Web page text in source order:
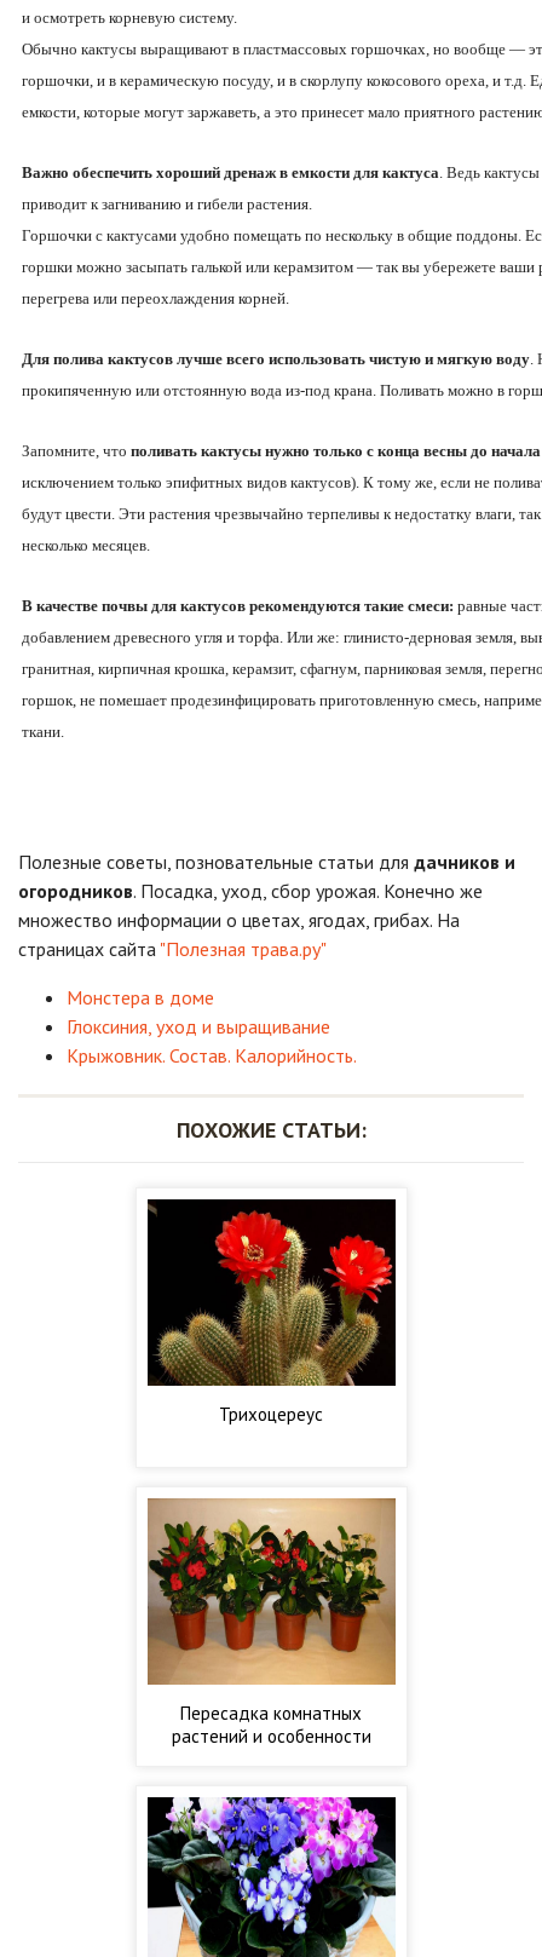
и осмотреть корневую систему.
Обычно кактусы выращивают в пластмассовых горшочках, но вообще —
горшочки, и в керамическую посуду, и в скорлупу кокосового ореха, и т.д.
емкости, которые могут заржаветь, а это принесет мало приятного
Важно обеспечить хороший дренаж в емкости для кактуса. Ведь
приводит к загниванию и гибели растения.
Горшочки с кактусами удобно помещать по нескольку в общие поддоны.
горшки можно засыпать галькой или керамзитом — так вы убережете
перегрева или переохлаждения корней.
Для полива кактусов лучше всего использовать чистую и мягкую воду.
прокипяченную или отстоянную вода из-под крана. Поливать можно в
Запомните, что поливать кактусы нужно только с конца весны до
исключением только эпифитных видов кактусов). К тому же, если не
будут цвести. Эти растения чрезвычайно терпеливы к недостатку влаги,
несколько месяцев.
В качестве почвы для кактусов рекомендуются такие смеси: равные
добавлением древесного угля и торфа. Или же: глинисто-дерновая земля,
гранитная, кирпичная крошка, керамзит, сфагнум, парниковая земля,
горшок, не помешает продезинфицировать приготовленную смесь,
ткани.
Полезные советы, позновательные статьи для дачников и
огородников. Посадка, уход, сбор урожая. Конечно же
множество информации о цветах, ягодах, грибах. На
страницах сайта "Полезная трава.ру"
Монстера в доме
Глоксиния, уход и выращивание
Крыжовник. Состав. Калорийность.
ПОХОЖИЕ СТАТЬИ:
Трихоцереус
Пересадка комнатных
растений и особенности